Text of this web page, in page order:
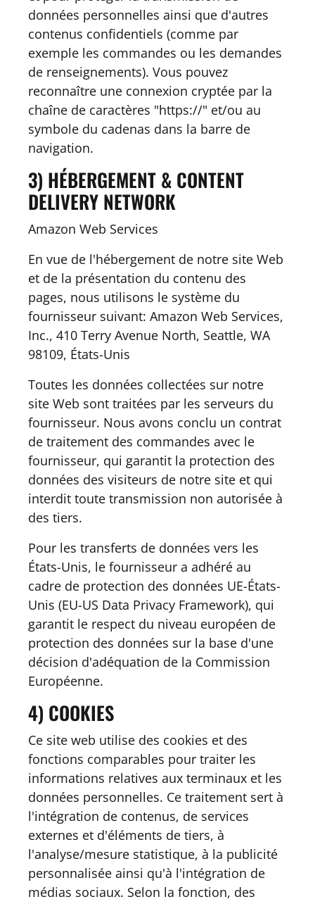
données personnelles ainsi que d'autres
contenus confidentiels (comme par
exemple les commandes ou les demandes
de renseignements). Vous pouvez
reconnaître une connexion cryptée par la
chaîne de caractères "https://" et/ou au
symbole du cadenas dans la barre de
navigation.
3) HÉBERGEMENT & CONTENT
DELIVERY NETWORK
Amazon Web Services
En vue de l'hébergement de notre site Web
et de la présentation du contenu des
pages, nous utilisons le système du
fournisseur suivant: Amazon Web Services,
Inc., 410 Terry Avenue North, Seattle, WA
98109, États-Unis
Toutes les données collectées sur notre
site Web sont traitées par les serveurs du
fournisseur. Nous avons conclu un contrat
de traitement des commandes avec le
fournisseur, qui garantit la protection des
données des visiteurs de notre site et qui
interdit toute transmission non autorisée à
des tiers.
Pour les transferts de données vers les
États-Unis, le fournisseur a adhéré au
cadre de protection des données UE-États-
Unis (EU-US Data Privacy Framework), qui
garantit le respect du niveau européen de
protection des données sur la base d'une
décision d'adéquation de la Commission
Européenne.
4) COOKIES
Ce site web utilise des cookies et des
fonctions comparables pour traiter les
informations relatives aux terminaux et les
données personnelles. Ce traitement sert à
l'intégration de contenus, de services
externes et d'éléments de tiers, à
l'analyse/mesure statistique, à la publicité
personnalisée ainsi qu'à l'intégration de
médias sociaux. Selon la fonction, des